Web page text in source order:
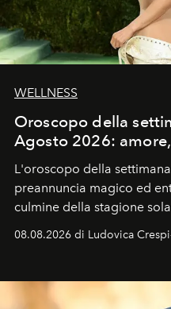
WELLNESS
Oroscopo della
Agosto 2026:
L'oroscopo della
preannuncia magico ed
culmine della stagione
favorevole della Luna
ideale per la notte delle
08.08.2026 di Ludovica